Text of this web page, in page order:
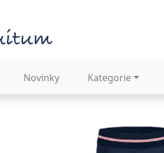
Novinky Kategorie